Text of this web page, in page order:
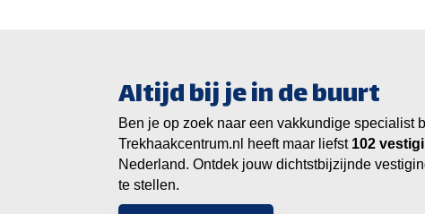
Altijd bij je in de buurt
Ben je op zoek naar een vakkundige specialist
Trekhaakcentrum.nl heeft maar liefst
Nederland. Ontdek jouw dichtstbijzijnde
te stellen.